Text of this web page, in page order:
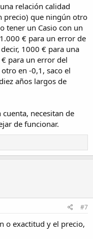
relación calidad
precio) que ningún otro
tener un Casio con un
€ para un error de
1000 € para una
para un error del
en -0,1, saco el
años largos de
necesitan de
de funcionar.
#7
o exactitud y el precio,